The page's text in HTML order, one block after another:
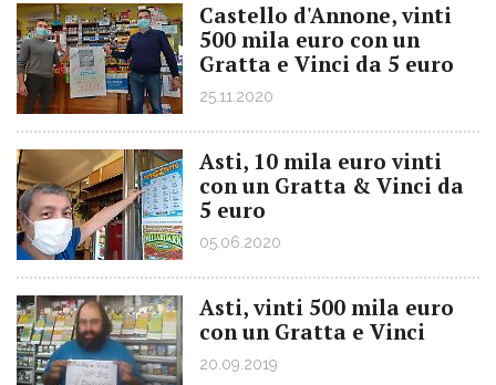
Castello d'Annone, vinti
500 mila euro con un
Gratta e Vinci da 5 euro
25.11.2020
Asti, 10 mila euro vinti
con un Gratta & Vinci da
5 euro
05.06.2020
Asti, vinti 500 mila euro
con un Gratta e Vinci
20.09.2019